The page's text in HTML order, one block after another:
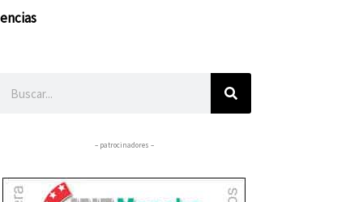
– patrocinadores –